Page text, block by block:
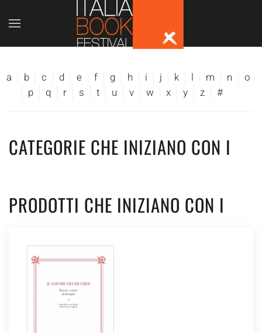
Skip to main content
a b c d e f g h i j k m n
o
p
q r s t u v w x y z #
CATEGORIE CHE INIZIANO CON I
PRODOTTI CHE INIZIANO CON I